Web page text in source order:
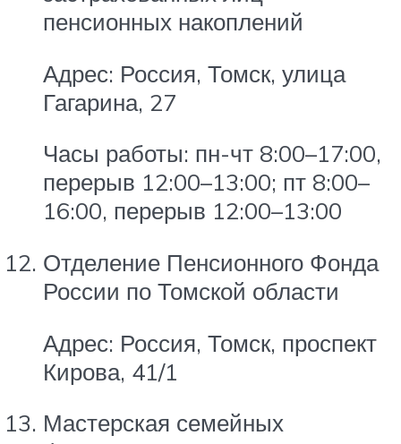
пенсионных накоплений
Адрес: Россия, Томск, улица
Гагарина, 27
Часы работы: пн-чт 8:00–17:00,
перерыв 12:00–13:00; пт 8:00–
16:00, перерыв 12:00–13:00
Отделение Пенсионного Фонда
России по Томской области
Адрес: Россия, Томск, проспект
Кирова, 41/1
Мастерская семейных